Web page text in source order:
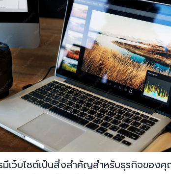
มีเว็บไซต์เป็นสิ่งสำคัญสำหรับธุรกิจของ